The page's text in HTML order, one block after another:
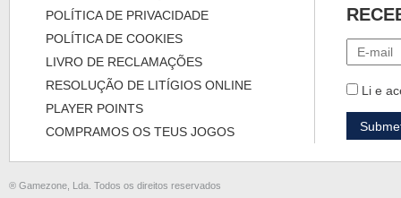
POLÍTICA DE PRIVACIDADE
POLÍTICA DE COOKIES
LIVRO DE RECLAMAÇÕES
RESOLUÇÃO DE LITÍGIOS ONLINE
PLAYER POINTS
COMPRAMOS OS TEUS JOGOS
Li e
® Gamezone, Lda. Todos os direitos reservados